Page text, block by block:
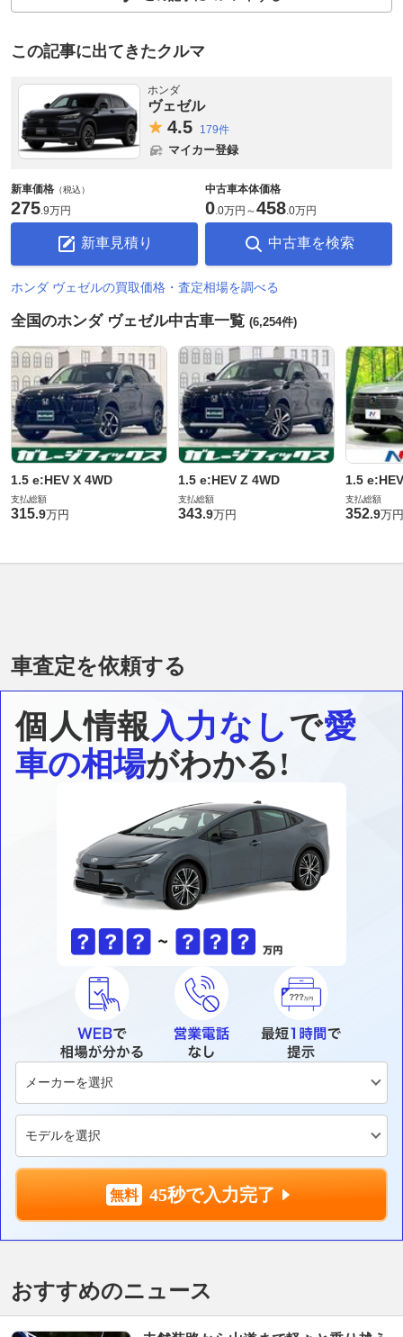
この記事に出てきたクルマ
ホンダ
ヴェゼル
4.5 179件
マイカー登録
新車価格 （税込）
275.9万円
新車見積り
中古車本体価格
0.0万円 ～458.0万円
中古車を検索
ホンダ ヴェゼルの買取価格・査定相場を調べる
全国のホンダ ヴェゼル中古車一覧 (6,254件)
1.5 e:HEV X 4WD
支払総額
315.9万円
1.5 e:HEV Z 4WD
支払総額
343.9万円
1.5
支払総額
352.9万円
車査定を依頼する
個人情報 入力なしで愛
車の相場がわかる!
45秒で入力完了
おすすめのニュース